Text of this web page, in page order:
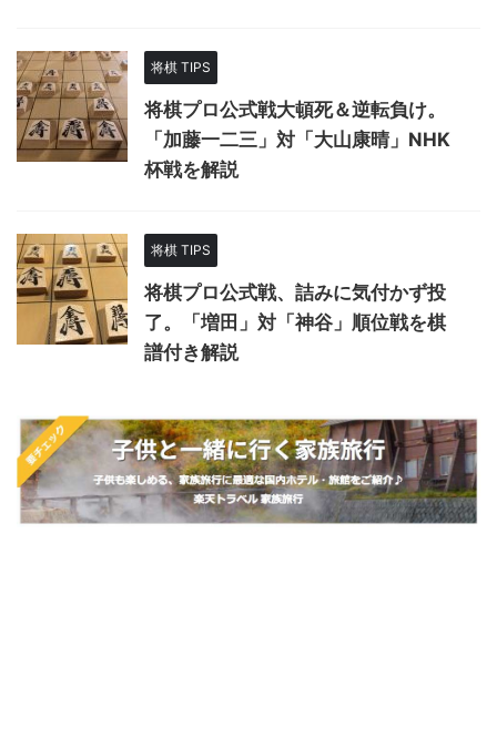
将棋 TIPS
将棋プロ公式戦大頓死＆逆転負け。
「加藤一二三」対「大山康晴」NHK
杯戦を解説
将棋 TIPS
将棋プロ公式戦、詰みに気付かず投
了。「増田」対「神谷」順位戦を棋
譜付き解説